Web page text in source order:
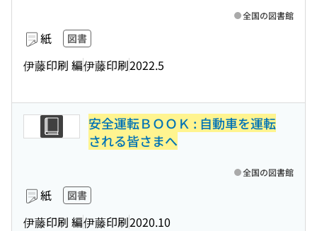
紙 図書
伊藤印刷 編伊藤印刷2022.5
全国の図書館
安全運転ＢＯＯＫ : 自動車を運転
される皆さまへ
紙 図書
伊藤印刷 編伊藤印刷2020.10
全国の図書館